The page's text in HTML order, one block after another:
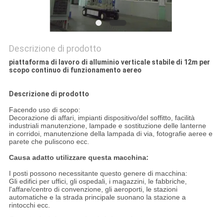
Descrizione di prodotto
piattaforma di lavoro di alluminio verticale stabile di 12m per
scopo continuo di funzionamento aereo
Descrizione di prodotto
Facendo uso di scopo:
Decorazione di affari, impianti dispositivo/del soffitto, facilità
industriali manutenzione, lampade e sostituzione delle lanterne
in corridoi, manutenzione della lampada di via, fotografie aeree e
parete che puliscono ecc.
Causa adatto utilizzare questa macchina:
I posti possono necessitante questo genere di macchina:
Gli edifici per uffici, gli ospedali, i magazzini, le fabbriche,
l'affare/centro di convenzione, gli aeroporti, le stazioni
automatiche e la strada principale suonano la stazione a
rintocchi ecc.